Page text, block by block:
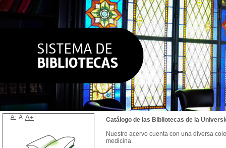
Catálogo de las Bibliotecas de la
Nuestro acervo cuenta con una diversa
medicina.
A- A A+